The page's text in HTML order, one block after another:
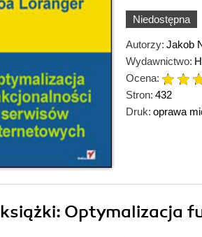
Niedostępna
Autorzy: Jakob
Wydawnictwo:
Ocena:
Stron: 432
Druk: oprawa
książki: Optymalizacja